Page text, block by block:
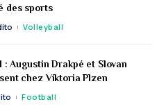
des sports
Volleyball
: Augustin Drakpé et Slovan
chez Viktoria Plzen
Football